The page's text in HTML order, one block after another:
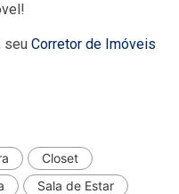
seu Corretor de Imóveis
Closet
Sala de Estar